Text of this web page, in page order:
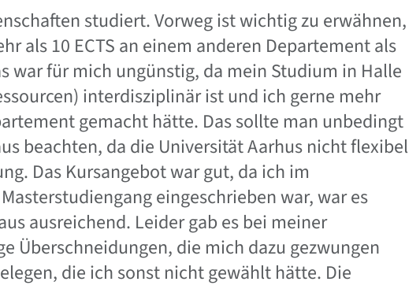
studiert. Vorweg ist wichtig zu erwähnen,
als 10 ECTS an einem anderen Departement als
war für mich ungünstig, da mein Studium in Halle
interdisziplinär ist und ich gerne mehr
gemacht hätte. Das sollte man unbedingt
beachten, da die Universität Aarhus nicht flexibel
Das Kursangebot war gut, da ich im
eingeschrieben war, war es
ausreichend. Leider gab es bei meiner
Überschneidungen, die mich dazu gezwungen
die ich sonst nicht gewählt hätte. Die